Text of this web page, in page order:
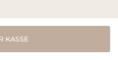
KASSE